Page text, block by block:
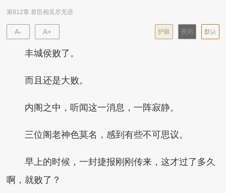
第812章 君臣相见尽无语
A- A+ 默认
夜间
护眼
丰城侯败了。
而且还是大败。
内阁之中，听闻这一消息，一阵寂静。
三位阁老神色莫名，感到有些不可思议。
早上的时候，一封捷报刚刚传来，这才过了多久
啊，就败了？